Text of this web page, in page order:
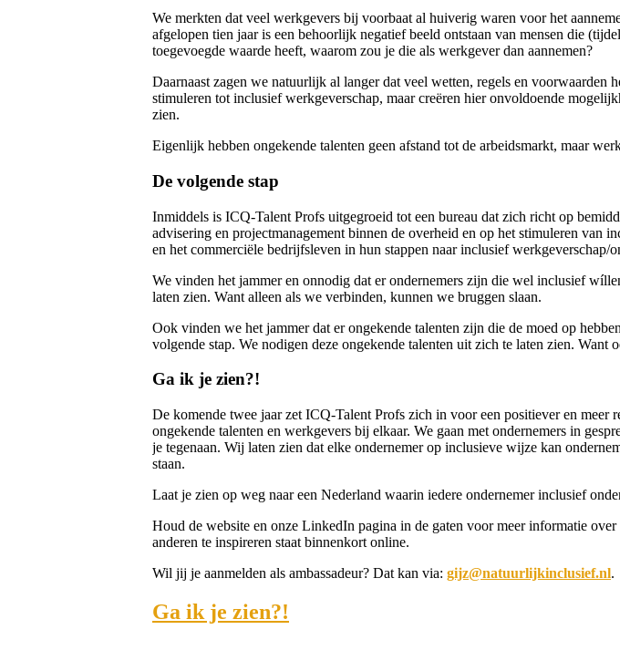
We merkten dat veel werkgevers bij voorbaat al huiverig waren voor het
afgelopen tien jaar is een behoorlijk negatief beeld ontstaan van mensen die
toegevoegde waarde heeft, waarom zou je die als werkgever dan aannemen?
Daarnaast zagen we natuurlijk al langer dat veel wetten, regels en voorwaarden
stimuleren tot inclusief werkgeverschap, maar creëren hier onvoldoende
zien.
Eigenlijk hebben ongekende talenten geen afstand tot de arbeidsmarkt, maar
De volgende stap
Inmiddels is ICQ-Talent Profs uitgegroeid tot een bureau dat zich richt op
advisering en projectmanagement binnen de overheid en op het stimuleren van
en het commerciële bedrijfsleven in hun stappen naar inclusief werkgeverschap/
We vinden het jammer en onnodig dat er ondernemers zijn die wel inclusief
laten zien. Want alleen als we verbinden, kunnen we bruggen slaan.
Ook vinden we het jammer dat er ongekende talenten zijn die de moed op
volgende stap. We nodigen deze ongekende talenten uit zich te laten zien. Want
Ga ik je zien?!
De komende twee jaar zet ICQ-Talent Profs zich in voor een positiever en meer
ongekende talenten en werkgevers bij elkaar. We gaan met ondernemers in
je tegenaan. Wij laten zien dat elke ondernemer op inclusieve wijze kan
staan.
Laat je zien op weg naar een Nederland waarin iedere ondernemer inclusief
Houd de website en onze LinkedIn pagina in de gaten voor meer informatie
anderen te inspireren staat binnenkort online.
Wil jij je aanmelden als ambassadeur? Dat kan via: gijz@natuurlijkinclusief.nl.
Ga ik je zien?!